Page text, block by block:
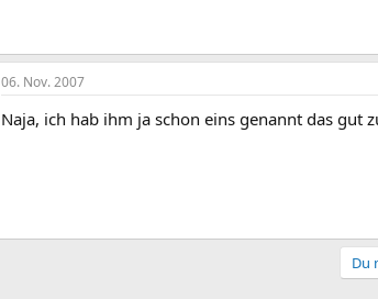
06. Nov. 2007
Naja, ich hab ihm ja schon eins genannt das gut
Du